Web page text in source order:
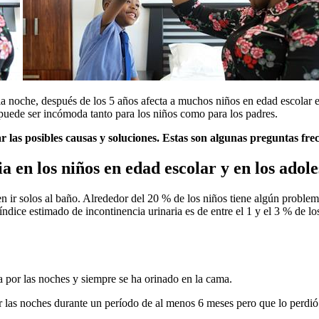
noche, después de los 5 años afecta a muchos niños en edad
ser incómoda tanto para los niños como para los padres.
posibles causas y soluciones. Estas son algunas preguntas
los niños en edad escolar y en los
ir solos al baño. Alrededor del 20 % de los niños tiene algún
estimado de incontinencia urinaria es de entre el 1 y el 3 % de
las noches y siempre se ha orinado en la cama.
noches durante un período de al menos 6 meses pero que lo